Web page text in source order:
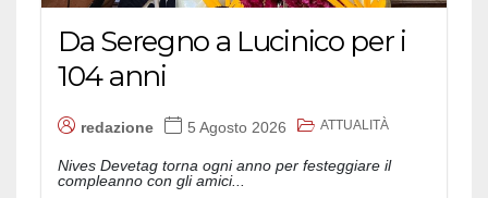
Da Seregno a Lucinico per i
104 anni
redazione 5 Agosto 2026 ATTUALITÀ
Nives Devetag torna ogni anno per festeggiare il
compleanno con gli amici...